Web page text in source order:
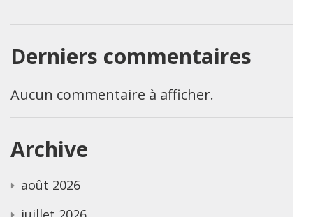
Derniers commentaires
Aucun commentaire à afficher.
Archive
août 2026